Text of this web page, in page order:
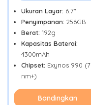
Ukuran Layar: 6.7"
Penyimpanan: 256GB
Berat: 192g
Kapasitas Baterai:
4300mAh
Chipset: Exynos 990 (7
nm+)
Bandingkan